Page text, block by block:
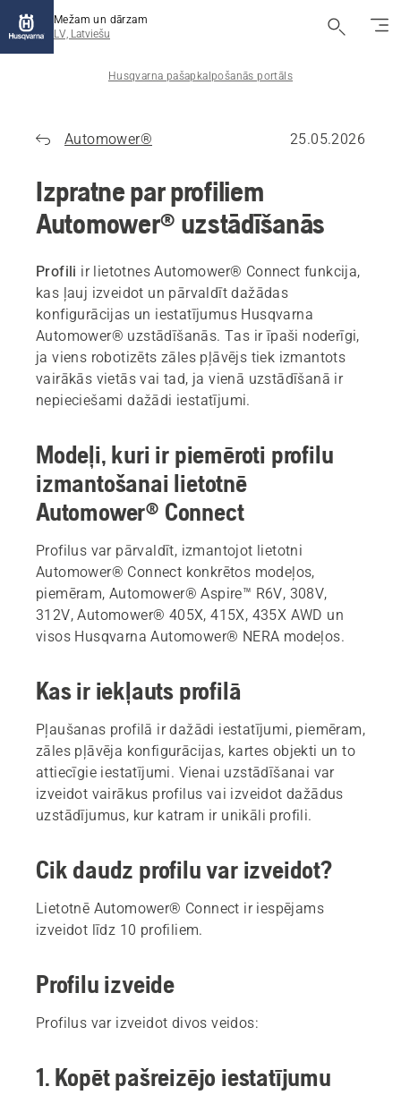
Mežam un dārzam
LV, Latviešu
Husqvarna pašapkalpošanās portāls
Automower® 25.05.2026
Izpratne par profiliem
Automower® uzstādīšanās
Profili ir lietotnes Automower® Connect funkcija,
kas ļauj izveidot un pārvaldīt dažādas
konfigurācijas un iestatījumus Husqvarna
Automower® uzstādīšanās. Tas ir īpaši noderīgi,
ja viens robotizēts zāles pļāvējs tiek izmantots
vairākās vietās vai tad, ja vienā uzstādīšanā ir
nepieciešami dažādi iestatījumi.
Modeļi, kuri ir piemēroti profilu
izmantošanai lietotnē
Automower® Connect
Profilus var pārvaldīt, izmantojot lietotni
Automower® Connect konkrētos modeļos,
piemēram, Automower® Aspire™ R6V, 308V,
312V, Automower® 405X, 415X, 435X AWD un
visos Husqvarna Automower® NERA modeļos.
Kas ir iekļauts profilā
Pļaušanas profilā ir dažādi iestatījumi, piemēram,
zāles pļāvēja konfigurācijas, kartes objekti un to
attiecīgie iestatījumi. Vienai uzstādīšanai var
izveidot vairākus profilus vai izveidot dažādus
uzstādījumus, kur katram ir unikāli profili.
Cik daudz profilu var izveidot?
Lietotnē Automower® Connect ir iespējams
izveidot līdz 10 profiliem.
Profilu izveide
Profilus var izveidot divos veidos:
1. Kopēt pašreizējo iestatījumu